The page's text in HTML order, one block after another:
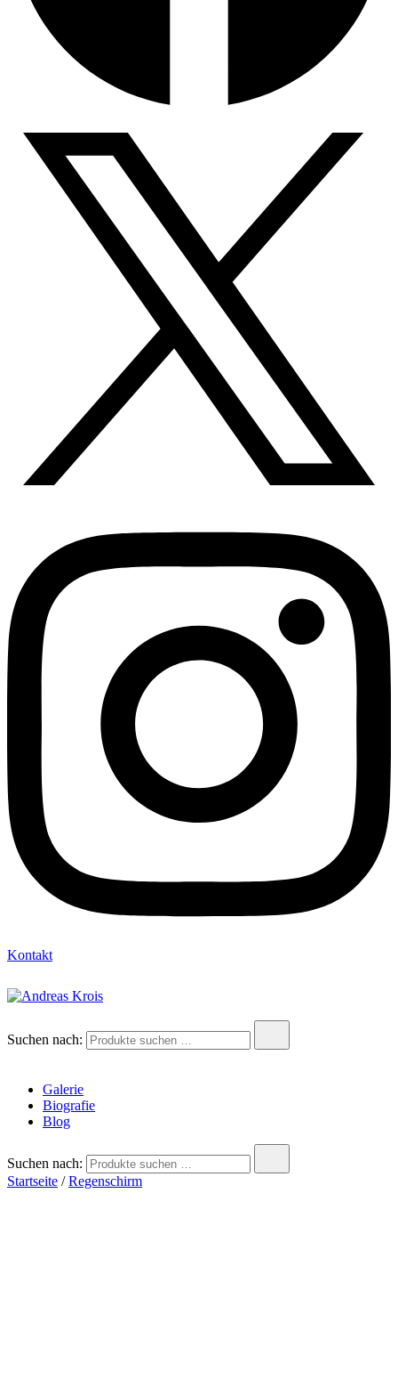
Kontakt
Suchen nach:
Galerie
Biografie
Blog
Suchen nach:
Startseite /Regenschirm